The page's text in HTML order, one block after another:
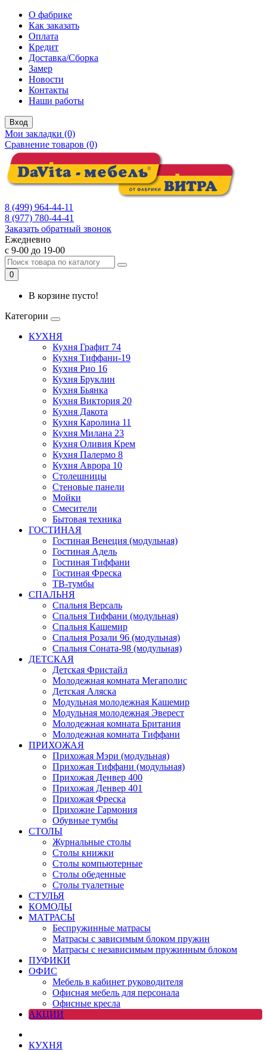
О фабрике
Как заказать
Оплата
Кредит
Доставка/Сборка
Замер
Новости
Контакты
Наши работы
Вход
Мои закладки (0)
Сравнение товаров (0)
8 (499) 964-44-11
8 (977) 780-44-41
Заказать обратный звонок
Ежедневно
с 9-00 до 19-00
0
В корзине пусто!
Категории
КУХНЯ
Кухня Графит 74
Кухня Тиффани-19
Кухня Рио 16
Кухня Бруклин
Кухня Бьянка
Кухня Виктория 20
Кухня Дакота
Кухня Каролина 11
Кухня Милана 23
Кухня Оливия Крем
Кухня Палермо 8
Кухня Аврора 10
Столешницы
Стеновые панели
Мойки
Смесители
Бытовая техника
ГОСТИНАЯ
Гостиная Венеция (модульная)
Гостиная Адель
Гостиная Тиффани
Гостиная Фреска
ТВ-тумбы
СПАЛЬНЯ
Спальня Версаль
Спальня Тиффани (модульная)
Спальня Кашемир
Спальня Розали 96 (модульная)
Спальня Соната-98 (модульная)
ДЕТСКАЯ
Детская Фристайл
Молодежная комната Мегаполис
Детская Аляска
Модульная молодежная Кашемир
Модульная молодежная Эверест
Молодежная комната Британия
Молодежная комната Тиффани
ПРИХОЖАЯ
Прихожая Мэри (модульная)
Прихожая Тиффани (модульная)
Прихожая Денвер 400
Прихожая Денвер 401
Прихожая Фреска
Прихожие Гармония
Обувные тумбы
СТОЛЫ
Журнальные столы
Столы книжки
Столы компьютерные
Столы обеденные
Столы туалетные
СТУЛЬЯ
КОМОДЫ
МАТРАСЫ
Беспружинные матрасы
Матрасы с зависимым блоком пружин
Матрасы с независимым пружинным блоком
ПУФИКИ
ОФИС
Мебель в кабинет руководителя
Офисная мебель для персонала
Офисные кресла
АКЦИИ
КУХНЯ